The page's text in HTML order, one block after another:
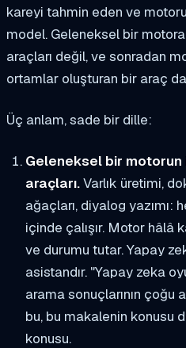
kareyi tahmin eden ve
model. Geleneksel bir
araçları değil, ve sonradan
ortamlar oluşturan bir araç
Üç anlam, sade bir dille:
Geleneksel bir motorun
araçları.Varlık üretimi,
ağaçları, diyalog yazımı:
içinde çalışır. Motor hâlâ
ve durumu tutar. Yapay
asistandır. "Yapay zeka
arama sonuçlarının çoğu
bu, bu makalenin konusu
konusu.